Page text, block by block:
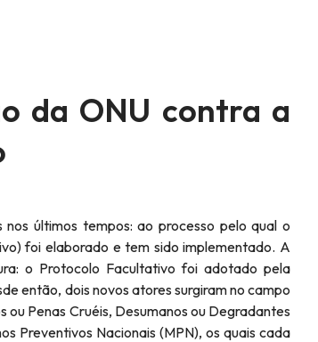
da ONU contra a
foi elaborado e tem sido implementado. A
o Protocolo Facultativo foi adotado pela
então, dois novos atores surgiram no campo
Penas Cruéis, Desumanos ou Degradantes
Preventivos Nacionais (MPN), os quais cada